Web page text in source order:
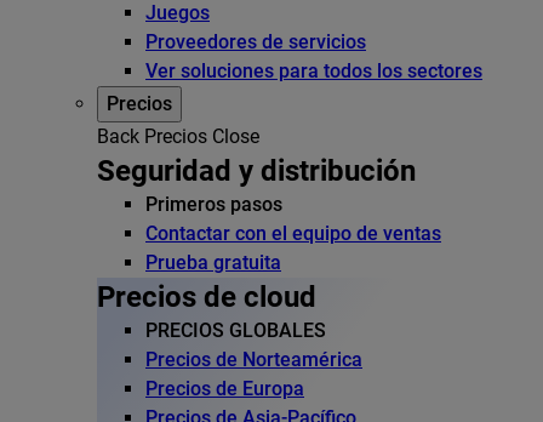
Juegos
Proveedores de servicios
Ver soluciones para todos los sectores
Precios
Back Precios Close
Seguridad y distribución
Primeros pasos
Contactar con el equipo de ventas
Prueba gratuita
Precios de cloud
PRECIOS GLOBALES
Precios de Norteamérica
Precios de Europa